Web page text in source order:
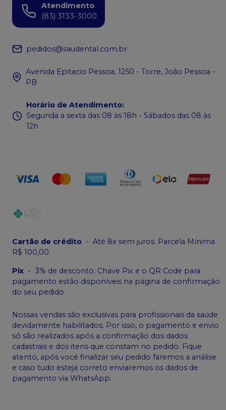
Atendimento
(83) 3133-3000
pedidos@saudental.com.br
Avenida Epitacio Pessoa, 1250 - Torre, João Pessoa -
PB
Horário de Atendimento:
Segunda a sexta das 08 às 18h - Sábados das 08 às
12h
Cartão de crédito - Até 8x sem juros. Parcela Mínima
R$ 100,00.
Pix - 3% de desconto. Chave Pix e o QR Code para
pagamento estão disponíveis na página de confirmação
do seu pedido.
Nossas vendas são exclusivas para profissionais da saúde
devidamente habilitados. Por isso, o pagamento e envio
só são realizados após a confirmação dos dados
cadastrais e dos itens que constam no pedido. Fique
atento, após você finalizar seu pedido faremos a análise
e caso tudo esteja correto enviaremos os dados de
pagamento via WhatsApp.